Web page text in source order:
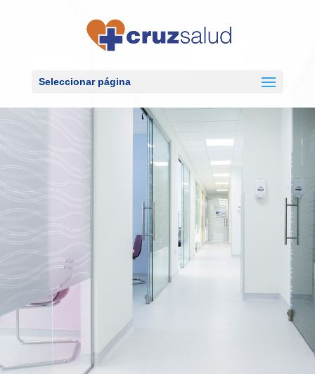
Seleccionar página